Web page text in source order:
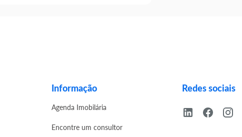
Informação
Agenda Imobilária
Encontre um consultor
Redes sociais